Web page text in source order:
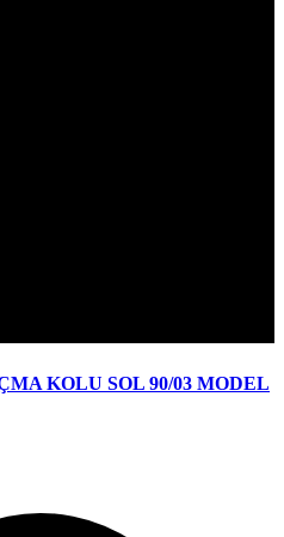
KOLU SOL 90/03 MODEL